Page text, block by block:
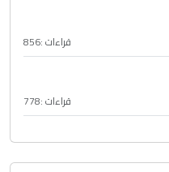
قراءات :856
قراءات :778